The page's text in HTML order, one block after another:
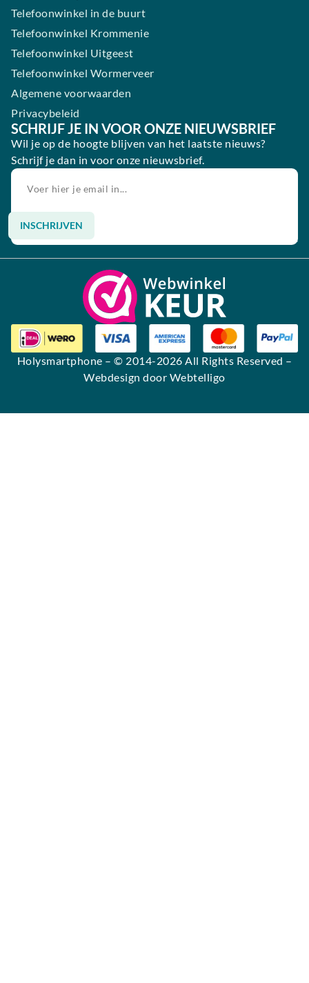
Telefoonwinkel in de buurt
Telefoonwinkel Krommenie
Telefoonwinkel Uitgeest
Telefoonwinkel Wormerveer
Algemene voorwaarden
Privacybeleid
SCHRIJF JE IN VOOR ONZE NIEUWSBRIEF
Wil je op de hoogte blijven van het laatste nieuws?
Schrijf je dan in voor onze nieuwsbrief.
INSCHRIJVEN
Alternative:
Holysmartphone – © 2014-2026 All Rights Reserved –
Webdesign door Webtelligo